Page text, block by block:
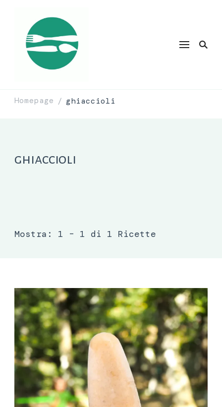
Homepage / ghiaccioli
ghiaccioli
Mostra: 1 – 1 di 1 Ricette